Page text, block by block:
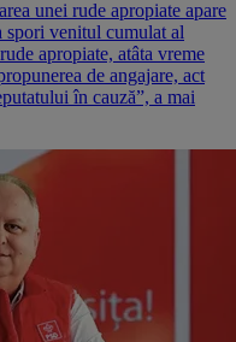
unei rude apropiate apare
spori venitul cumulat al
apropiate, atâta vreme
de angajare, act
în cauză”, a mai